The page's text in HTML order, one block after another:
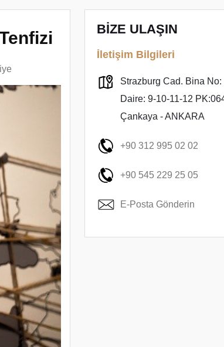
BİZE ULAŞIN
İletişim Bilgileri
Strazburg Cad. Bina No:
Daire: 9-10-11-12
Çankaya - ANKARA
+90 312 995 02 02
+90 545 229 25 05
E-Posta Gönderin